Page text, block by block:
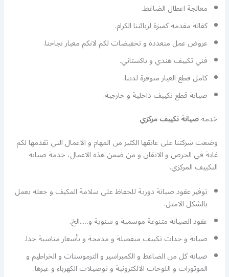
معالجة اعطال الضاغط.
كفالة مقدمة كميزة لزبائننا الكرام.
عروض عمل متعددة و تخفيضات لكم لانكم معيار نجاحنا.
فني تكييف هندي و باكستاني.
كامل قطع الغيار متوفرة لدينا.
صيانة قطع تكييف داخلية و خارجية.
خدمةصيانة تكييف مركزي
وضعت شركتنا على عاتقها الكثير من المهام و الاعمال التي تقدمها لكم
غاية في الحرص و الاتقان و من ضمن هذه الاعمال، خدمة صيانة
التكييف المركزي.
توفير عقود صيانة دورية للحفاظ على سلامة المكيف و جعله يعمل
بالشكل الامثل.
عقود الصيانة متنوعة موسمية و سنوية و…..الخ.
صيانة و حدات تكييف منفصلة و مدمجة و بأسعار مناسبة جدا.
صيانة كل من الضاغط و الكمبراسير و الترموستات و الخراطيم و
الموتورات و اللوحات الالكترونية و توصيلات الكهرباء و غيرها.